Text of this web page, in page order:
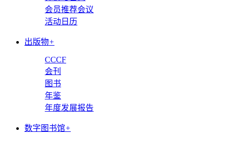
会员推荐会议
活动日历
出版物+
CCCF
会刊
图书
年鉴
年度发展报告
数字图书馆+